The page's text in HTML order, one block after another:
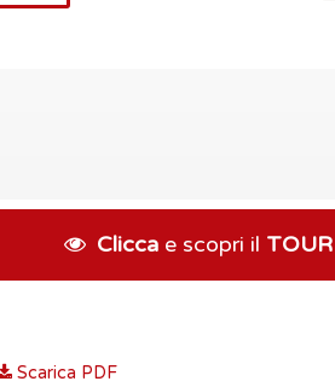
Clicca e scopri il
Scarica PDF